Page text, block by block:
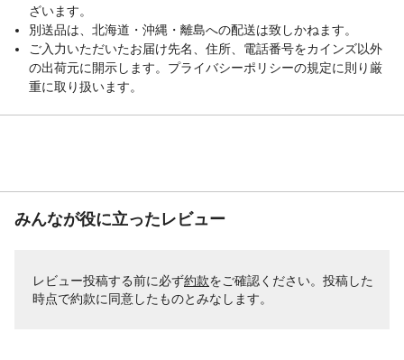
ざいます。
別送品は、北海道・沖縄・離島への配送は致しかねます。
ご入力いただいたお届け先名、住所、電話番号をカインズ以外
の出荷元に開示します。プライバシーポリシーの規定に則り厳
重に取り扱います。
みんなが役に立ったレビュー
レビュー投稿する前に必ず約款をご確認ください。投稿した
時点で約款に同意したものとみなします。